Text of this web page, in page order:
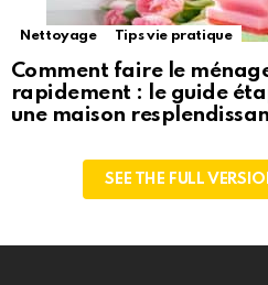
Nettoyage Tips vie pratique
Comment faire le
rapidement : le guide
une maison
SEE THE FULL